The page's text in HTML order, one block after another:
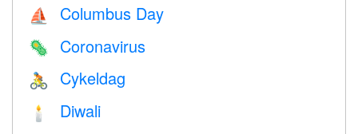
⛵️ Columbus Day
🦠 Coronavirus
🚴 Cykeldag
🕯 Diwali